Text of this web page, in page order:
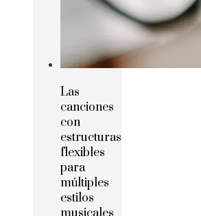
Las
canciones
con
estructuras
flexibles
para
múltiples
estilos